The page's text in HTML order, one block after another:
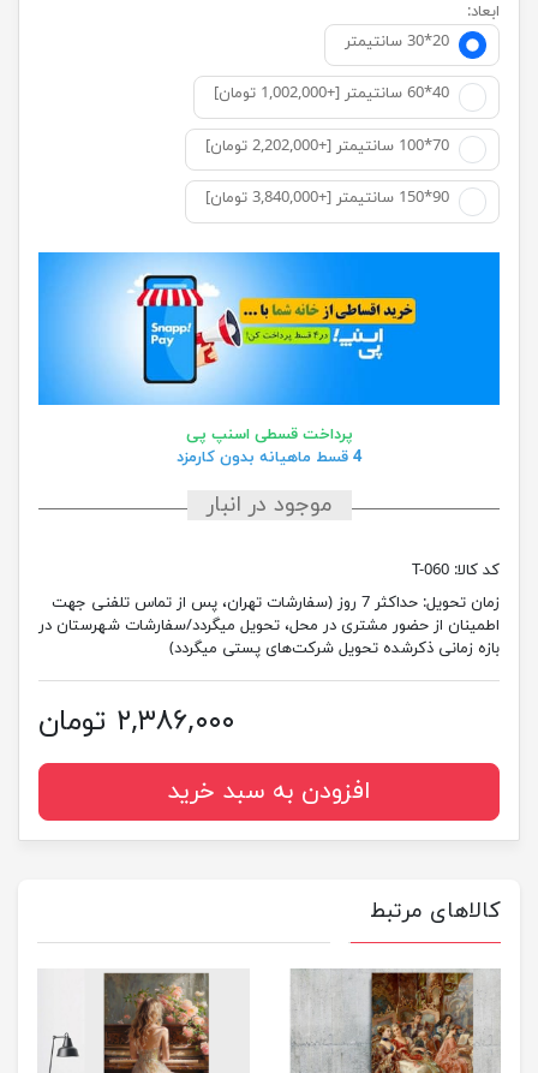
ابعاد:
20*30 سانتيمتر
40*60 سانتیمتر [+1,002,000 تومان]
70*100 سانتیمتر [+2,202,000 تومان]
90*150 سانتیمتر [+3,840,000 تومان]
پرداخت قسطی اسنپ پی
4 قسط ماهیانه بدون کارمزد
موجود در انبار
کد کالا: T-060
زمان تحویل:
حداکثر 7 روز (سفارشات تهران، پس از تماس تلفنی جهت
اطمینان از حضور مشتری در محل، تحویل میگردد/سفارشات شهرستان در
بازه زمانی ذکرشده تحویل شرکت‌های پستی میگردد)
۲,۳۸۶,۰۰۰ تومان
افزودن به سبد خرید
کالاهای مرتبط